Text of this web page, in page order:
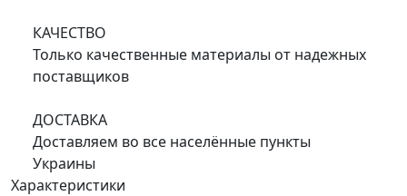
КАЧЕСТВО
Только качественные материалы от надежных
поставщиков
ДОСТАВКА
Доставляем во все населённые пункты
Украины
Характеристики